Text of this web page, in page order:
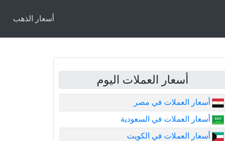
أسعار الذهب
أسعار العملات اليوم
أسعار العملات في مصر
أسعار العملات في السعودية
أسعار العملات في الكويت